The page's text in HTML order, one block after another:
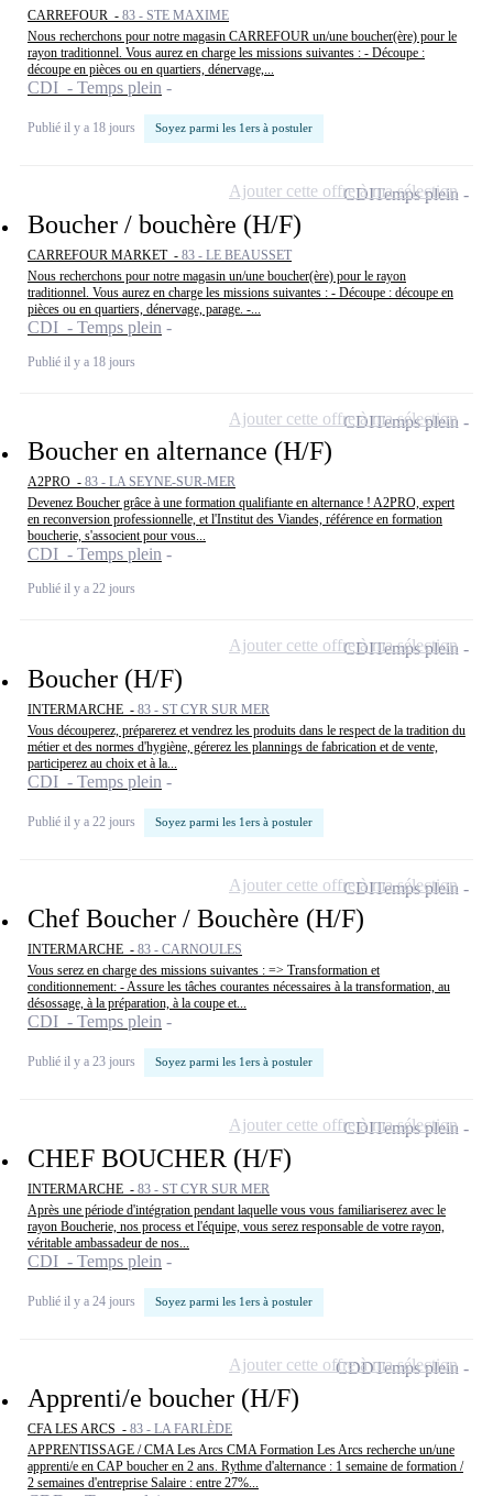
CARREFOUR - 83 - STE MAXIME
Nous recherchons pour notre magasin CARREFOUR un/une boucher(ère) pour le
rayon traditionnel. Vous aurez en charge les missions suivantes : - Découpe :
découpe en pièces ou en quartiers, dénervage,...
CDI - Temps plein
Publié il y a 18 jours Soyez parmi les 1ers à postuler
Boucher / bouchère (H/F)
CARREFOUR MARKET - 83 - LE BEAUSSET
Nous recherchons pour notre magasin un/une boucher(ère) pour le rayon
traditionnel. Vous aurez en charge les missions suivantes : - Découpe : découpe en
pièces ou en quartiers, dénervage, parage. -...
CDI - Temps plein
Publié il y a 18 jours
CDITemps plein
Ajouter cette offre à ma sélection
Boucher en alternance (H/F)
A2PRO - 83 - LA SEYNE-SUR-MER
Devenez Boucher grâce à une formation qualifiante en alternance ! A2PRO, expert
en reconversion professionnelle, et l'Institut des Viandes, référence en formation
boucherie, s'associent pour vous...
CDI - Temps plein
Publié il y a 22 jours
CDITemps plein
Ajouter cette offre à ma sélection
Boucher (H/F)
INTERMARCHE - 83 - ST CYR SUR MER
Vous découperez, préparerez et vendrez les produits dans le respect de la tradition du
métier et des normes d'hygiène, gérerez les plannings de fabrication et de vente,
participerez au choix et à la...
CDI - Temps plein
Publié il y a 22 jours Soyez parmi les 1ers à postuler
CDITemps plein
Ajouter cette offre à ma sélection
Chef Boucher / Bouchère (H/F)
INTERMARCHE - 83 - CARNOULES
Vous serez en charge des missions suivantes : => Transformation et
conditionnement: - Assure les tâches courantes nécessaires à la transformation, au
désossage, à la préparation, à la coupe et...
CDI - Temps plein
Publié il y a 23 jours Soyez parmi les 1ers à postuler
CDITemps plein
Ajouter cette offre à ma sélection
CHEF BOUCHER (H/F)
INTERMARCHE - 83 - ST CYR SUR MER
Après une période d'intégration pendant laquelle vous vous familiariserez avec le
rayon Boucherie, nos process et l'équipe, vous serez responsable de votre rayon,
véritable ambassadeur de nos...
CDI - Temps plein
Publié il y a 24 jours Soyez parmi les 1ers à postuler
CDITemps plein
Ajouter cette offre à ma sélection
Apprenti/e boucher (H/F)
CFA LES ARCS - 83 - LA FARLÈDE
APPRENTISSAGE / CMA Les Arcs CMA Formation Les Arcs recherche un/une
apprenti/e en CAP boucher en 2 ans. Rythme d'alternance : 1 semaine de formation /
2 semaines d'entreprise Salaire : entre 27%...
CDDTemps plein
Ajouter cette offre à ma sélection